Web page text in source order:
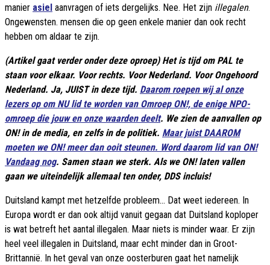
manier asiel aanvragen of iets dergelijks. Nee. Het zijn illegalen.
Ongewensten. mensen die op geen enkele manier dan ook recht
hebben om aldaar te zijn.
(Artikel gaat verder onder deze oproep) Het is tijd om PAL te
staan voor elkaar. Voor rechts. Voor Nederland. Voor Ongehoord
Nederland. Ja, JUIST in deze tijd. Daarom roepen wij al onze
lezers op om NU lid te worden van Omroep ON!, de enige NPO-
omroep die jouw en onze waarden deelt. We zien de aanvallen op
ON! in de media, en zelfs in de politiek. Maar juist DAAROM
moeten we ON! meer dan ooit steunen. Word daarom lid van ON!
Vandaag nog. Samen staan we sterk. Als we ON! laten vallen
gaan we uiteindelijk allemaal ten onder, DDS incluis!
Duitsland kampt met hetzelfde probleem... Dat weet iedereen. In
Europa wordt er dan ook altijd vanuit gegaan dat Duitsland koploper
is wat betreft het aantal illegalen. Maar niets is minder waar. Er zijn
heel veel illegalen in Duitsland, maar echt minder dan in Groot-
Brittannië. In het geval van onze oosterburen gaat het namelijk